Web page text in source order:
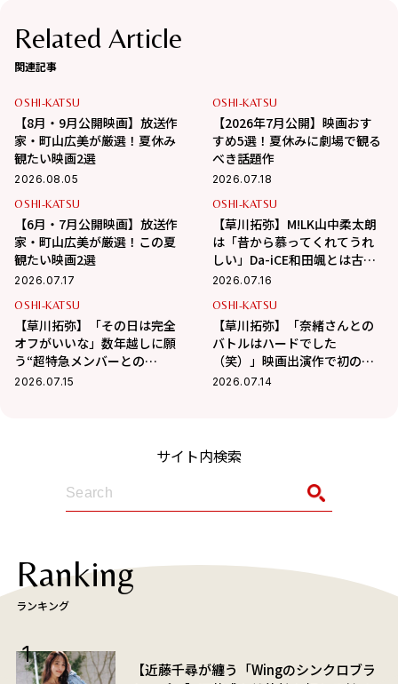
Related Article
関連記事
OSHI-KATSU
【8月・9月公開映画】放送作
家・町山広美が厳選！夏休み
観たい映画2選
2026.08.05
OSHI-KATSU
【2026年7月公開】映画おす
すめ5選！夏休みに劇場で観る
べき話題作
2026.07.18
OSHI-KATSU
【6月・7月公開映画】放送作
家・町山広美が厳選！この夏
観たい映画2選
2026.07.17
OSHI-KATSU
【草川拓弥】M!LK山中柔太朗
は「昔から慕ってくれてうれ
しい」Da-iCE和田颯とは古着
屋へ！華麗な交友関係に迫る
2026.07.16
OSHI-KATSU
【草川拓弥】「その日は完全
オフがいいな」数年越しに願
う“超特急メンバーとの
BBQ”！最近熱中している趣味
2026.07.15
OSHI-KATSU
【草川拓弥】「奈緒さんとの
バトルはハードでした
（笑）」映画出演作で初の髭
姿で挑んだ新境地
2026.07.14
サイト内検索
Ranking
ランキング
【近藤千尋が纏う「Wingのシンクロブラ